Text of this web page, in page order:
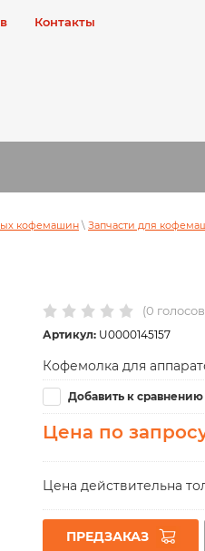
Контакты
кофемашин \ Запчасти для
(0
Артикул: U0000145157
Кофемолка для
Добавить к сравнению
Цена по
Цена действительна
ПРЕДЗАКАЗ